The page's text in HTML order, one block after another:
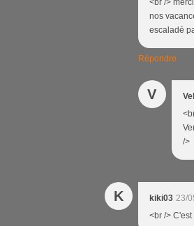
<br />
nos
escaladé
Répondre
V
/>
K kiki03 23/
<br />